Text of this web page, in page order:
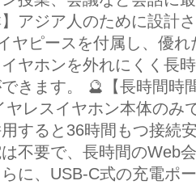
】アジア人のために設計
ヤピースを付属し、優
ヤホンを外れにくく長
きます。 🔮【長時間時
ヤレスイヤホン本体のみ
すると36時間もつ接続
不要で、長時間のWeb
に、USB-C式の充電ポ